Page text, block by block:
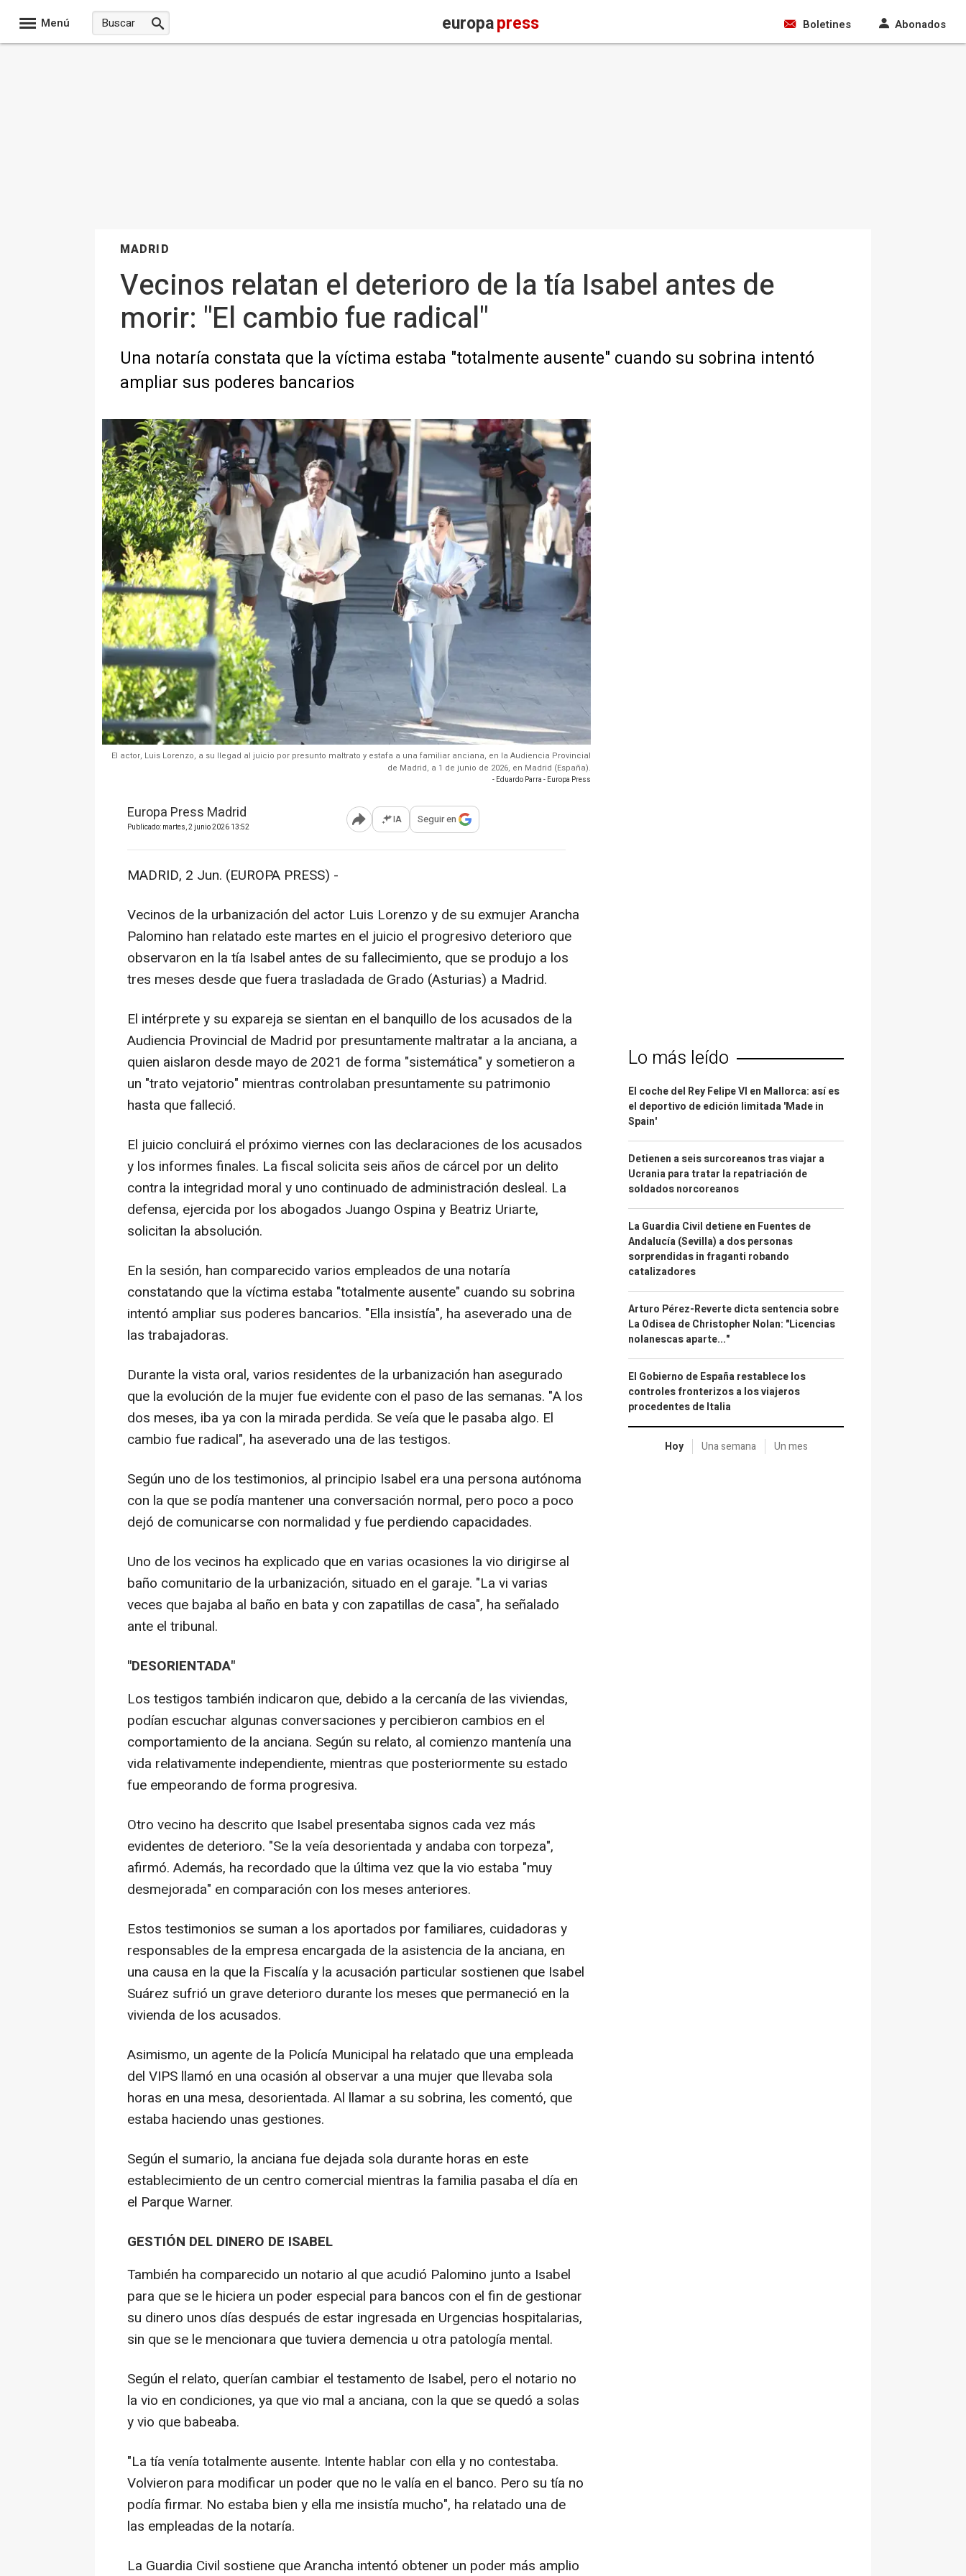
Menú europapress Boletines Abonados
MADRID
Vecinos relatan el deterioro de la tía Isabel antes de
morir: "El cambio fue radical"
Una notaría constata que la víctima estaba "totalmente ausente" cuando su sobrina intentó
ampliar sus poderes bancarios
El actor, Luis Lorenzo, a su llegad al juicio por presunto maltrato y estafa a una familiar anciana, en la Audiencia Provincial
de Madrid, a 1 de junio de 2026, en Madrid (España).
- Eduardo Parra - Europa Press
Europa Press Madrid
Publicado: martes, 2 junio 2026 13:52 Abrir opciones para compartir
IA Seguir en
MADRID, 2 Jun. (EUROPA PRESS) -
Vecinos de la urbanización del actor Luis Lorenzo y de su exmujer Arancha
Palomino han relatado este martes en el juicio el progresivo deterioro que
observaron en la tía Isabel antes de su fallecimiento, que se produjo a los
tres meses desde que fuera trasladada de Grado (Asturias) a Madrid.
El intérprete y su expareja se sientan en el banquillo de los acusados de la
Audiencia Provincial de Madrid por presuntamente maltratar a la anciana, a
quien aislaron desde mayo de 2021 de forma "sistemática" y sometieron a
un "trato vejatorio" mientras controlaban presuntamente su patrimonio
hasta que falleció.
El juicio concluirá el próximo viernes con las declaraciones de los acusados
y los informes finales. La fiscal solicita seis años de cárcel por un delito
contra la integridad moral y uno continuado de administración desleal. La
defensa, ejercida por los abogados Juango Ospina y Beatriz Uriarte,
solicitan la absolución.
En la sesión, han comparecido varios empleados de una notaría
constatando que la víctima estaba "totalmente ausente" cuando su sobrina
intentó ampliar sus poderes bancarios. "Ella insistía", ha aseverado una de
las trabajadoras.
Durante la vista oral, varios residentes de la urbanización han asegurado
que la evolución de la mujer fue evidente con el paso de las semanas. "A los
dos meses, iba ya con la mirada perdida. Se veía que le pasaba algo. El
cambio fue radical", ha aseverado una de las testigos.
Según uno de los testimonios, al principio Isabel era una persona autónoma
con la que se podía mantener una conversación normal, pero poco a poco
dejó de comunicarse con normalidad y fue perdiendo capacidades.
Uno de los vecinos ha explicado que en varias ocasiones la vio dirigirse al
baño comunitario de la urbanización, situado en el garaje. "La vi varias
veces que bajaba al baño en bata y con zapatillas de casa", ha señalado
ante el tribunal.
"DESORIENTADA"
Los testigos también indicaron que, debido a la cercanía de las viviendas,
podían escuchar algunas conversaciones y percibieron cambios en el
comportamiento de la anciana. Según su relato, al comienzo mantenía una
vida relativamente independiente, mientras que posteriormente su estado
fue empeorando de forma progresiva.
Otro vecino ha descrito que Isabel presentaba signos cada vez más
evidentes de deterioro. "Se la veía desorientada y andaba con torpeza",
afirmó. Además, ha recordado que la última vez que la vio estaba "muy
desmejorada" en comparación con los meses anteriores.
Estos testimonios se suman a los aportados por familiares, cuidadoras y
responsables de la empresa encargada de la asistencia de la anciana, en
una causa en la que la Fiscalía y la acusación particular sostienen que Isabel
Suárez sufrió un grave deterioro durante los meses que permaneció en la
vivienda de los acusados.
Asimismo, un agente de la Policía Municipal ha relatado que una empleada
del VIPS llamó en una ocasión al observar a una mujer que llevaba sola
horas en una mesa, desorientada. Al llamar a su sobrina, les comentó, que
estaba haciendo unas gestiones.
Según el sumario, la anciana fue dejada sola durante horas en este
establecimiento de un centro comercial mientras la familia pasaba el día en
el Parque Warner.
GESTIÓN DEL DINERO DE ISABEL
También ha comparecido un notario al que acudió Palomino junto a Isabel
para que se le hiciera un poder especial para bancos con el fin de gestionar
su dinero unos días después de estar ingresada en Urgencias hospitalarias,
sin que se le mencionara que tuviera demencia u otra patología mental.
Según el relato, querían cambiar el testamento de Isabel, pero el notario no
la vio en condiciones, ya que vio mal a anciana, con la que se quedó a solas
y vio que babeaba.
"La tía venía totalmente ausente. Intente hablar con ella y no contestaba.
Volvieron para modificar un poder que no le valía en el banco. Pero su tía no
podía firmar. No estaba bien y ella me insistía mucho", ha relatado una de
las empleadas de la notaría.
La Guardia Civil sostiene que Arancha intentó obtener un poder más amplio
Lo más leído
El coche del Rey Felipe VI en Mallorca: así es
el deportivo de edición limitada 'Made in
Spain'
Detienen a seis surcoreanos tras viajar a
Ucrania para tratar la repatriación de
soldados norcoreanos
La Guardia Civil detiene en Fuentes de
Andalucía (Sevilla) a dos personas
sorprendidas in fraganti robando
catalizadores
Arturo Pérez-Reverte dicta sentencia sobre
La Odisea de Christopher Nolan: "Licencias
nolanescas aparte..."
El Gobierno de España restablece los
controles fronterizos a los viajeros
procedentes de Italia
Hoy Una semana Un mes